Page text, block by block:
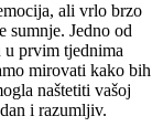
ali vrlo brzo
sumnje. Jedno od
u prvim tjednima
mirovati kako bih
naštetiti vašoj
i razumljiv.